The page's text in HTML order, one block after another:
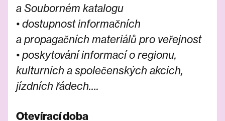
a Souborném katalogu
•dostupnost informačních
a propagačních materiálů pro veřejnost
•poskytování informací o regionu,
kulturních a společenských akcích,
jízdních řádech….
Otevírací doba